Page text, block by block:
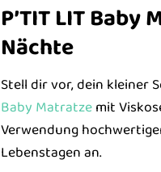
P’TIT LIT
Nächte
Stell dir vor, dein kleiner
Baby Matratzemit
Verwendung
Lebenstagen an.